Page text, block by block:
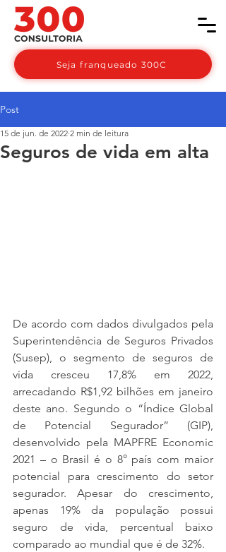
Seja franqueado 300C
Post
Seguros de vida em alta
15 de jun. de 2022 2 min de leitura
De acordo com dados divulgados pela
Superintendência de Seguros Privados
(Susep), o segmento de seguros de
vida cresceu 17,8% em 2022,
arrecadando R$1,92 bilhões em janeiro
deste ano. Segundo o “Índice Global
de Potencial Segurador” (GIP),
desenvolvido pela MAPFRE Economic
2021 – o Brasil é o 8° país com maior
potencial para crescimento do setor
segurador. Apesar do crescimento,
apenas 19% da população possui
seguro de vida, percentual baixo
comparado ao mundial que é de 32%.